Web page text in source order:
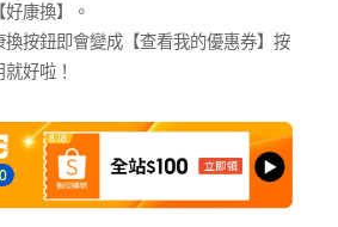
康換】。
按鈕即會變成【查看我的優惠券】按
好啦！